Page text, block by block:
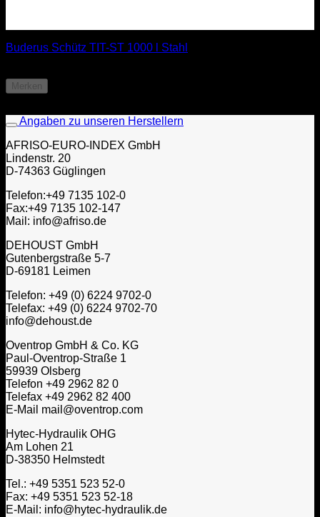
Buderus Schütz TIT-ST 1000 l Stahl
Merken
Angaben zu unseren Herstellern
AFRISO-EURO-INDEX GmbH
Lindenstr. 20
D-74363 Güglingen
Telefon:+49 7135 102-0
Fax:+49 7135 102-147
Mail: info@afriso.de
DEHOUST GmbH
Gutenbergstraße 5-7
D-69181 Leimen
Telefon: +49 (0) 6224 9702-0
Telefax: +49 (0) 6224 9702-70
info@dehoust.de
Oventrop GmbH & Co. KG
Paul-Oventrop-Straße 1
59939 Olsberg
Telefon +49 2962 82 0
Telefax +49 2962 82 400
E-Mail mail@oventrop.com
Hytec-Hydraulik OHG
Am Lohen 21
D-38350 Helmstedt
Tel.: +49 5351 523 52-0
Fax: +49 5351 523 52-18
E-Mail: info@hytec-hydraulik.de